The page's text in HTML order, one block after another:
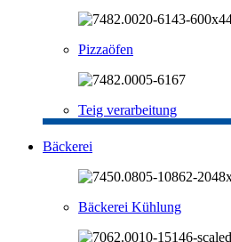
Pizzaöfen
Teig verarbeitung
Bäckerei
Bäckerei Kühlung